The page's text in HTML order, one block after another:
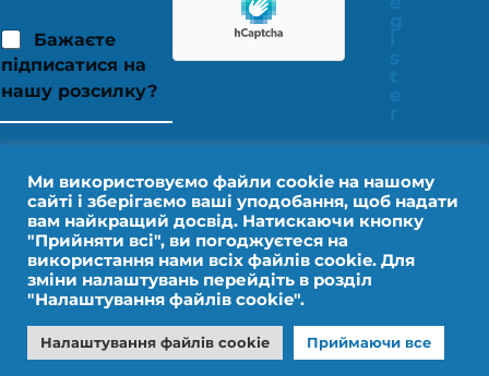
Бажаєте
підписатися на
нашу розсилку?
Юридичне повідомлення
Персональні дані
Дизайн від IMPALA
Ми використовуємо файли cookie на нашому
сайті і зберігаємо ваші уподобання, щоб надати
вам найкращий досвід. Натискаючи кнопку
"Прийняти всі", ви погоджуєтеся на
використання нами всіх файлів cookie. Для
зміни налаштувань перейдіть в розділ
"Налаштування файлів cookie".
Налаштування файлів cookie Приймаючи все